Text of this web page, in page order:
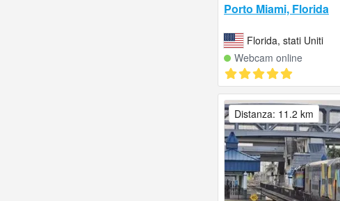
Porto Miami, Florida
Florida, stati Uniti
Webcam online
Distanza: 11.2 km